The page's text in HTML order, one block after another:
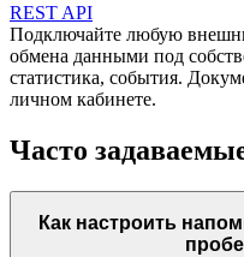
REST API
Подключайте любую
обмена данными под
статистика, события.
личном кабинете.
Часто
Как настроить